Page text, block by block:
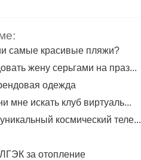
самые красивые пляжи?
жену серьгами на праз...
одежда
мне искать клуб виртуаль...
космический теле...
за отопление